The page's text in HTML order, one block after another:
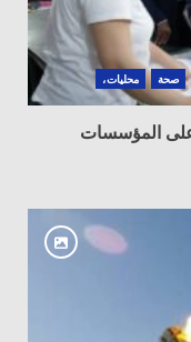
صحة محليات،
المؤسسات